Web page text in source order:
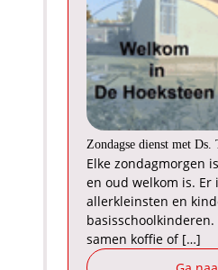
Zondagse dienst met Ds.
Elke zondagmorgen
en oud welkom is. Er
allerkleinsten en
samen koffie of […]